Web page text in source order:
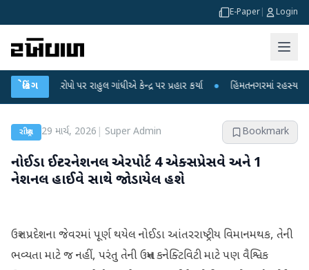
E-Paper Login
બ્રેકિંગ
આરોપો પર રાહુલ ગાંધીએ કેન્દ્ર પર પ્રહાર કર્યા ● હિંમતનગરમાં રહસ્યમય વાયરસ
રાષ્ટ્રીય 29 માર્ચ, 2026 Super Admin Bookmark
નોઈડા ઈન્ટરનેશનલ એરપોર્ટ 4 એક્સપ્રેસવે અને 1
નેશનલ હાઈવે સાથે જોડાયેલ હશે
ઉત્તર પ્રદેશના જેવરમાં પૂર્ણ થયેલ નોઈડા આંતરરાષ્ટ્રીય વિમાનમથક, તેની
ભવ્યતા માટે જ નહીં, પરંતુ તેની ઉત્તમ કનેક્ટિવિટી માટે પણ વૈશ્વિક